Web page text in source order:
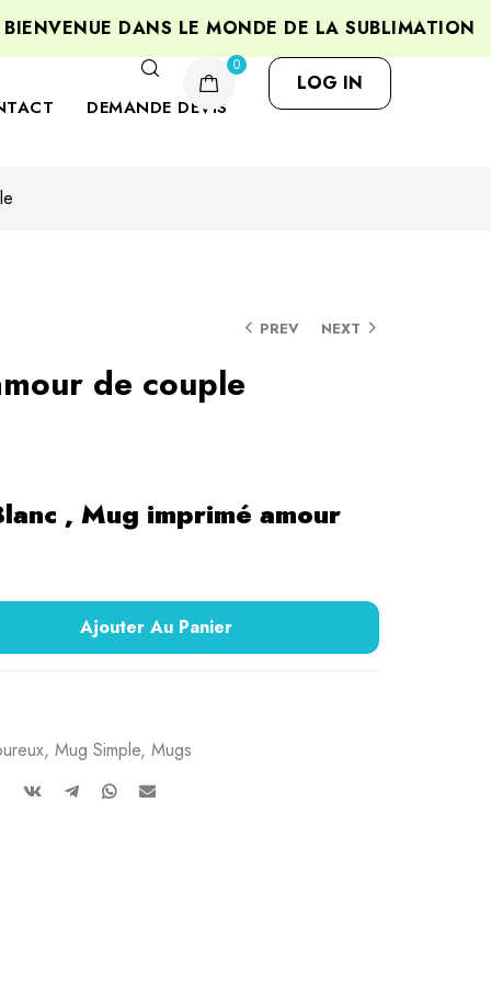
DANS LE MONDE DE LA SUBLIMATION
DEMANDE DEVIS
0
LOG IN
PREV NEXT
de couple
, Mug imprimé amour
Ajouter Au Panier
, Mug Simple, Mugs